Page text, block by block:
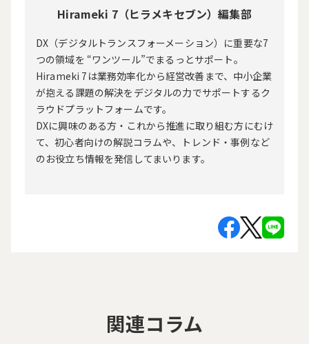
Hirameki 7（ヒラメキセブン）編集部
DX（デジタルトランスフォーメーション）に重要な7
つの領域を “ワンツール”でまるっとサポート。
Hirameki 7は業務効率化から経営改善まで、中小企業
が抱える課題の解決をデジタルの力でサポートするク
ラウドプラットフォームです。
DXに興味のある方・これから推進に取り組む方にむけ
て、初心者向けの解説コラムや、トレンド・事例など
のお役立ち情報を発信してまいります。
関連コラム